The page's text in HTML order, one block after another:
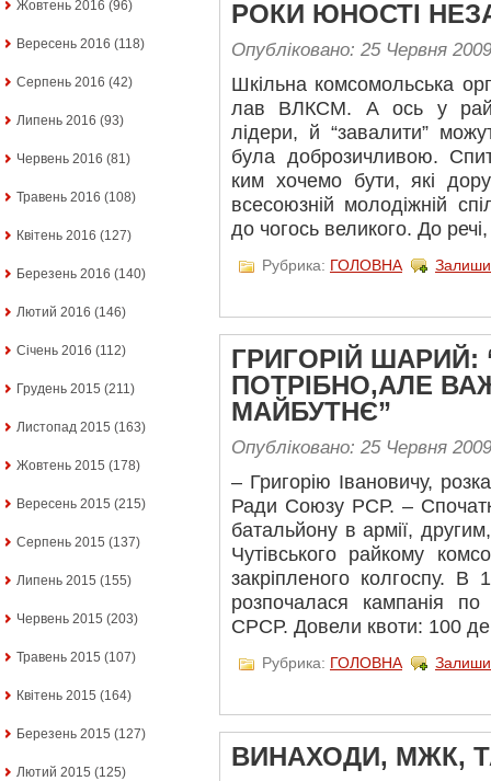
Жовтень 2016 (96)
Вересень 2016 (118)
Серпень 2016 (42)
Липень 2016 (93)
Червень 2016 (81)
Травень 2016 (108)
Квітень 2016 (127)
Березень 2016 (140)
Лютий 2016 (146)
Січень 2016 (112)
Грудень 2015 (211)
Листопад 2015 (163)
Жовтень 2015 (178)
Вересень 2015 (215)
Серпень 2015 (137)
Липень 2015 (155)
Червень 2015 (203)
Травень 2015 (107)
Квітень 2015 (164)
Березень 2015 (127)
Лютий 2015 (125)
РОКИ ЮНОСТІ
Опубліковано: 25 Червня 2009
Шкільна комсомольська
лав ВЛКСМ. А ось у
лідери, й “завалити”
була доброзичливою.
ким хочемо бути, які
всесоюзній молодіжній
до чогось великого. До
Рубрика: ГОЛОВНА
ГРИГОРІЙ ШАРИЙ:
ПОТРІБНО,АЛЕ
МАЙБУТНЄ”
Опубліковано: 25 Червня 2009
– Григорію Івановичу,
Ради Союзу РСР. –
батальйону в армії,
Чутівського райкому
закріпленого колгоспу.
розпочалася кампанія
СРСР. Довели квоти: 100
Рубрика: ГОЛОВНА
ВИНАХОДИ, МЖК,